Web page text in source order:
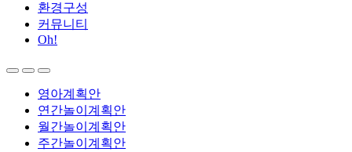
환경구성
커뮤니티
Oh!
영아계획안
연간놀이계획안
월간놀이계획안
주간놀이계획안